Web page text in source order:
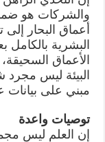
والشركات هو
أعماق البحار
البشرية
الأعماق
البيئة ليس
مبني على بيانات
توصيات واعدة
إن العلم ليس